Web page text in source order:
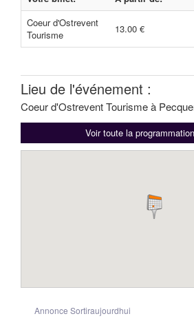
Coeur d'Ostrevent
Tourisme
13.00 €
Lieu de l'événement :
Coeur d'Ostrevent Tourisme à
Voir toute la
Annonce Sortiraujourdhui